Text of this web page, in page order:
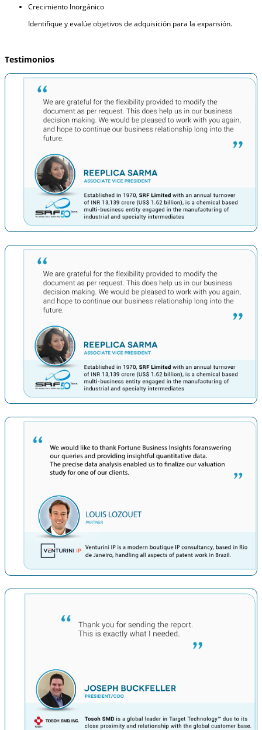
Crecimiento Inorgánico
Identifique y evalúe objetivos de adquisición para la expansión.
Testimonios